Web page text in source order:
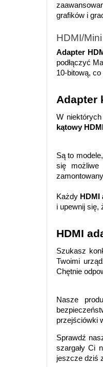
grafików i
HDMI/
Adapter
podłączyć
10-bitową,
Adapter
W
kątowy
Są to
się możliwe
Każdy HDMI
i upewnij się,
HDMI
Szukasz
Twoimi
Chętnie
Nasze
przejściówki
Sprawdź
szargały Ci
jeszcze dziś